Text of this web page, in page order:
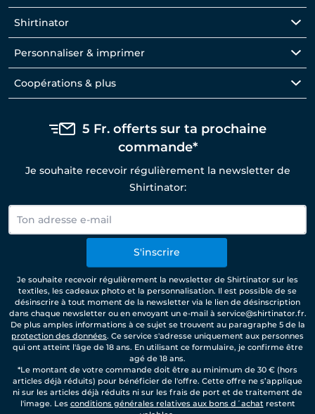
Shirtinator
Personnaliser & imprimer
Coopérations & plus
5 Fr. offerts sur ta prochaine
commande*
Je souhaite recevoir régulièrement la newsletter de
Shirtinator:
S'inscrire
Je souhaite recevoir régulièrement la newsletter de Shirtinator sur les
textiles, les cadeaux photo et la personnalisation. Il est possible de se
désinscrire à tout moment de la newsletter via le lien de désinscription
dans chaque newsletter ou en envoyant un e-mail à service@shirtinator.fr.
De plus amples informations à ce sujet se trouvent au paragraphe 5 de la
protection des données. Ce service s'adresse uniquement aux personnes
qui ont atteint l'âge de 18 ans. En utilisant ce formulaire, je confirme être
agé de 18 ans.
*Le montant de votre commande doit être au minimum de 30 € (hors
articles déjà réduits) pour bénéficier de l'offre. Cette offre ne s’applique
ni sur les articles déjà réduits ni sur les frais de port et de traitement de
l'image. Les conditions générales relatives aux bons d´achatrestent